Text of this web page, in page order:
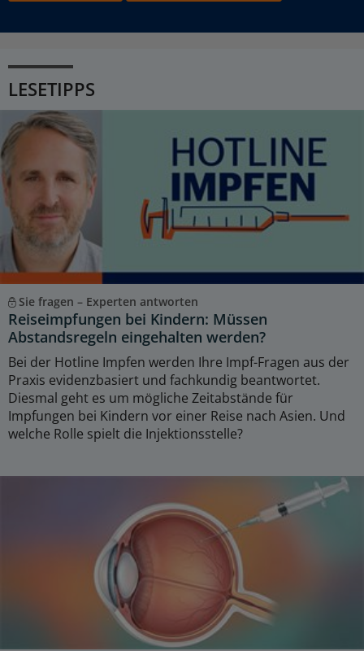
LESETIPPS
Sie fragen – Experten antworten
Reiseimpfungen bei Kindern: Müssen
Abstandsregeln eingehalten werden?
Bei der Hotline Impfen werden Ihre Impf-Fragen aus der
Praxis evidenzbasiert und fachkundig beantwortet.
Diesmal geht es um mögliche Zeitabstände für
Impfungen bei Kindern vor einer Reise nach Asien. Und
welche Rolle spielt die Injektionsstelle?